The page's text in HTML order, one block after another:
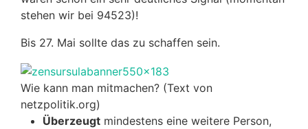
stehen wir bei 94523)!
Bis 27. Mai sollte das zu schaffen sein.
Wie kann man mitmachen? (Text von
netzpolitik.org)
Überzeugt mindestens eine weitere Person,